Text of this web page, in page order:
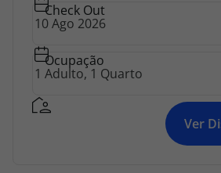
Check Out
Ocupação
Ver